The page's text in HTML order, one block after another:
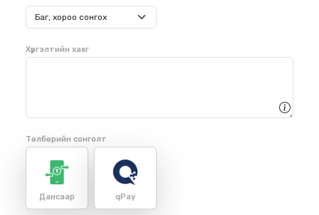
Хүргэлтийн хаяг
Төлбөрийн сонголт
Дансаар qPay